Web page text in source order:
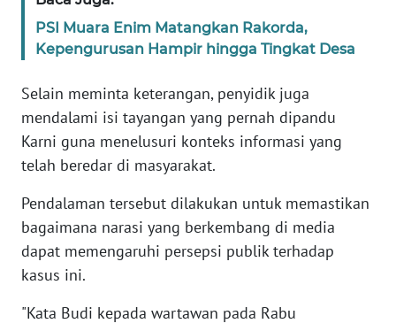
PSI Muara Enim Matangkan Rakorda,
Kepengurusan Hampir hingga Tingkat Desa
Selain meminta keterangan, penyidik juga
mendalami isi tayangan yang pernah dipandu
Karni guna menelusuri konteks informasi yang
telah beredar di masyarakat.
Pendalaman tersebut dilakukan untuk memastikan
bagaimana narasi yang berkembang di media
dapat memengaruhi persepsi publik terhadap
kasus ini.
"Kata Budi kepada wartawan pada Rabu
Wahana
Regional
WN
SUMUT
WN
WN
JABAR
BANTEN